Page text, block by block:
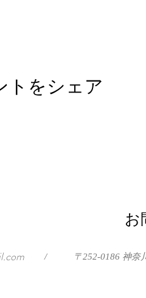
トをシェア
お
/ 〒252-0186 神奈